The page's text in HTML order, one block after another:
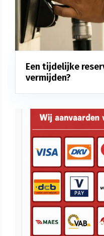
Een tijdelijke
vermijden?